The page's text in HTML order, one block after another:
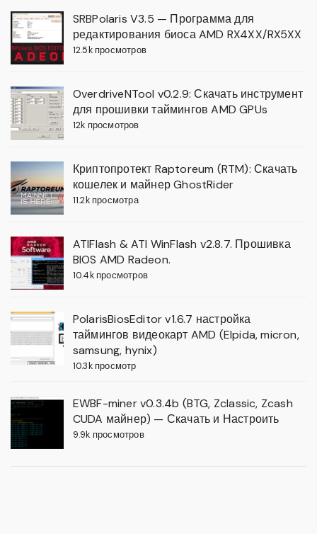
SRBPolaris V3.5 — Программа для
редактирования биоса AMD RX4XX/RX5XX
12.5k просмотров
OverdriveNTool v0.2.9: Скачать инструмент
для прошивки таймингов AMD GPUs
12k просмотров
Криптопротект Raptoreum (RTM): Скачать
кошелек и майнер GhostRider
11.2k просмотра
ATIFlash & ATI WinFlash v2.8.7. Прошивка
BIOS AMD Radeon.
10.4k просмотров
PolarisBiosEditor v1.6.7 настройка
таймингов видеокарт AMD (Elpida, micron,
samsung, hynix)
10.3k просмотр
EWBF-miner v0.3.4b (BTG, Zclassic, Zcash
CUDA майнер) — Скачать и Настроить
9.9k просмотров